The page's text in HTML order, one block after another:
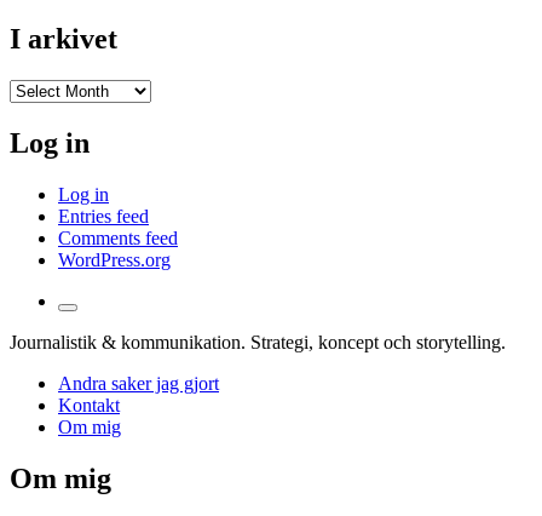
I arkivet
Log in
Log in
Entries feed
Comments feed
WordPress.org
Toggle
the
search
Journalistik & kommunikation. Strategi, koncept och storytelling.
Andra saker jag gjort
Kontakt
Om mig
Om mig